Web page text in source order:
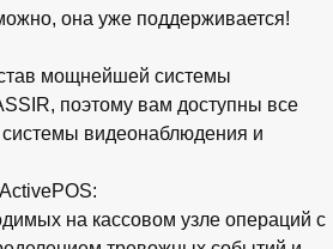
она уже поддерживается!
мощнейшей системы
поэтому вам доступны все
видеонаблюдения и
на кассовом узле операций с